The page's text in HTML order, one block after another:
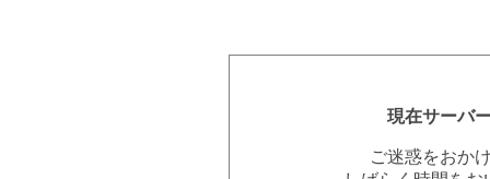
現在サーバ
ご迷惑をおか